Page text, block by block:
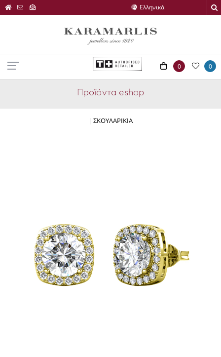
0 0
Προϊόντα eshop
| ΣΚΟΥΛΑΡΙΚΙΑ